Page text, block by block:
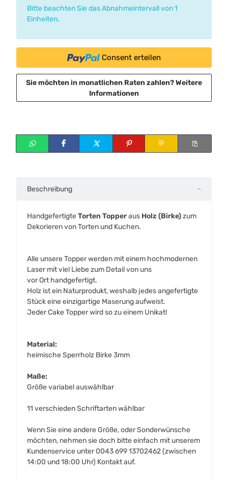
Bitte beachten Sie das Abnahmeintervall von 1
Einheiten.
Consent erteilen
Sie möchten in monatlichen Raten zahlen?Weitere
Informationen
Beschreibung
HandgefertigteTorten Topperaus Holz (Birke)zum
Dekorieren von Torten und Kuchen.
Alle unsere Topper werden mit einem hochmodernen
Laser mit viel Liebe zum Detail von uns
vor Ort handgefertigt.
Holz ist ein Naturprodukt, weshalb jedes angefertigte
Stück eine einzigartige Maserung aufweist.
Jeder Cake Topper wird so zu einem Unikat!
Material:
heimische Sperrholz Birke 3mm
Maße:
Größe variabel auswählbar
11 verschieden Schriftarten wählbar
Wenn Sie eine andere Größe, oder Sonderwünsche
möchten, nehmen sie doch bitte einfach mit unserem
Kundenservice unter 0043 699 13702462 (zwischen
14:00 und 18:00 Uhr) Kontakt auf.